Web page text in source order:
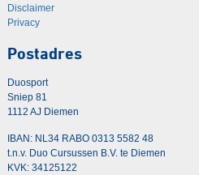
Disclaimer
Privacy
Postadres
Duosport
Sniep 81
1112 AJ Diemen
IBAN: NL34 RABO 0313 5582 48
t.n.v. Duo Cursussen B.V. te Diemen
KVK: 34125122